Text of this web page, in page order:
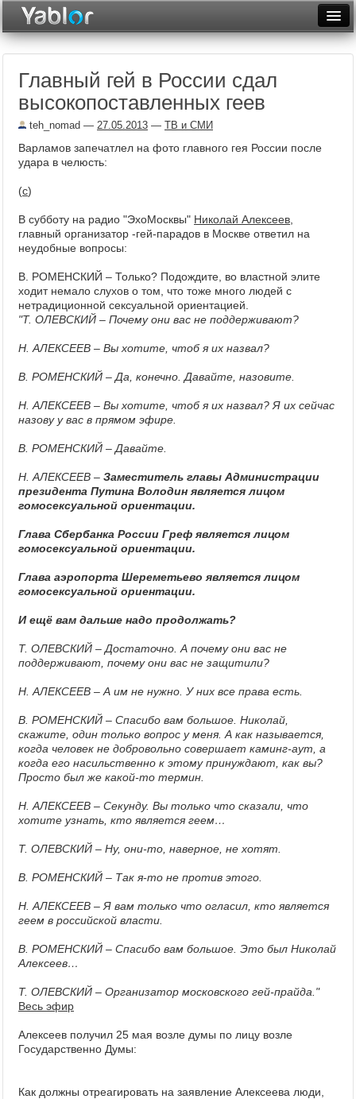
Неделя
Месяц
Рейтинги
Видеотоп
Главный гей в России сдал
высокопоставленных геев
teh_nomad — 27.05.2013 — ТВ и СМИ
Варламов запечатлел на фото главного гея России после
удара в челюсть:
(с)
В субботу на радио "ЭхоМосквы" Николай Алексеев
главный организатор -гей-парадов в Москве ответил на
неудобные вопросы:
В. РОМЕНСКИЙ – Только? Подождите, во властной элите
ходит немало слухов о том, что тоже много людей с
нетрадиционной сексуальной ориентацией.
"Т. ОЛЕВСКИЙ – Почему они вас не поддерживают?
Н. АЛЕКСЕЕВ – Вы хотите, чтоб я их назвал?
В. РОМЕНСКИЙ – Да, конечно. Давайте, назовите.
Н. АЛЕКСЕЕВ – Вы хотите, чтоб я их назвал? Я их сейчас
назову у вас в прямом эфире.
В. РОМЕНСКИЙ – Давайте.
Н. АЛЕКСЕЕВ – Заместитель главы Администрации
президента Путина Володин является лицом
гомосексуальной ориентации.
Глава Сбербанка России Греф является лицом
гомосексуальной ориентации.
Глава аэропорта Шереметьево является лицом
гомосексуальной ориентации.
И ещё вам дальше надо продолжать?
Т. ОЛЕВСКИЙ – Достаточно. А почему они вас не
поддерживают, почему они вас не защитили?
Н. АЛЕКСЕЕВ – А им не нужно. У них все права есть.
В. РОМЕНСКИЙ – Спасибо вам большое. Николай,
скажите, один только вопрос у меня. А как называется,
когда человек не добровольно совершает каминг-аут, а
когда его насильственно к этому принуждают, как вы?
Просто был же какой-то термин.
Н. АЛЕКСЕЕВ – Секунду. Вы только что сказали, что
хотите узнать, кто является геем…
Т. ОЛЕВСКИЙ – Ну, они-то, наверное, не хотят.
В. РОМЕНСКИЙ – Так я-то не против этого.
Н. АЛЕКСЕЕВ – Я вам только что огласил, кто является
геем в российской власти.
В. РОМЕНСКИЙ – Спасибо вам большое. Это был Николай
Алексеев…
Т. ОЛЕВСКИЙ – Организатор московского гей-прайда."
Весь эфир
Алексеев получил 25 мая возле думы по лицу возле
Государственно Думы:
Как должны отреагировать на заявление Алексеева люди,